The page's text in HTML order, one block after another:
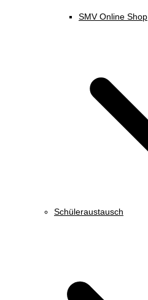
SMV Online Shop
Schüleraustausch